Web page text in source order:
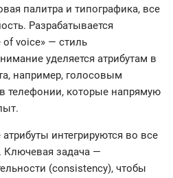
палитра и типографика, все
Разрабатывается
voice» — стиль
уделяется атрибутам в
например, голосовым
телефонии, которые напрямую
интегрируются во все
Ключевая задача —
(consistency), чтобы